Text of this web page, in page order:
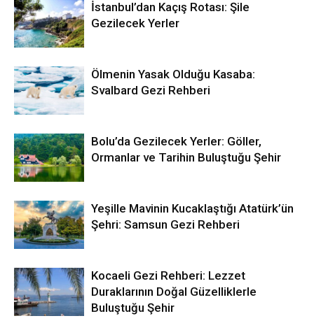
İstanbul’dan Kaçış Rotası: Şile
Gezilecek Yerler
Ölmenin Yasak Olduğu Kasaba:
Svalbard Gezi Rehberi
Bolu’da Gezilecek Yerler: Göller,
Ormanlar ve Tarihin Buluştuğu Şehir
Yeşille Mavinin Kucaklaştığı Atatürk’ün
Şehri: Samsun Gezi Rehberi
Kocaeli Gezi Rehberi: Lezzet
Duraklarının Doğal Güzelliklerle
Buluştuğu Şehir